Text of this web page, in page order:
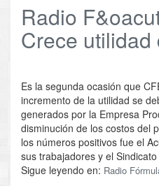
Radio
Crece
Es la segunda ocasión que
incremento de la utilidad se
generados por la Empresa
disminución de los costos del
los números positivos fue el
sus trabajadores y el
Sigue leyendo en: Radio